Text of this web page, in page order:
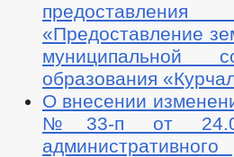
«Предоставление
муниципальной
образования
О внесении
№33-п от